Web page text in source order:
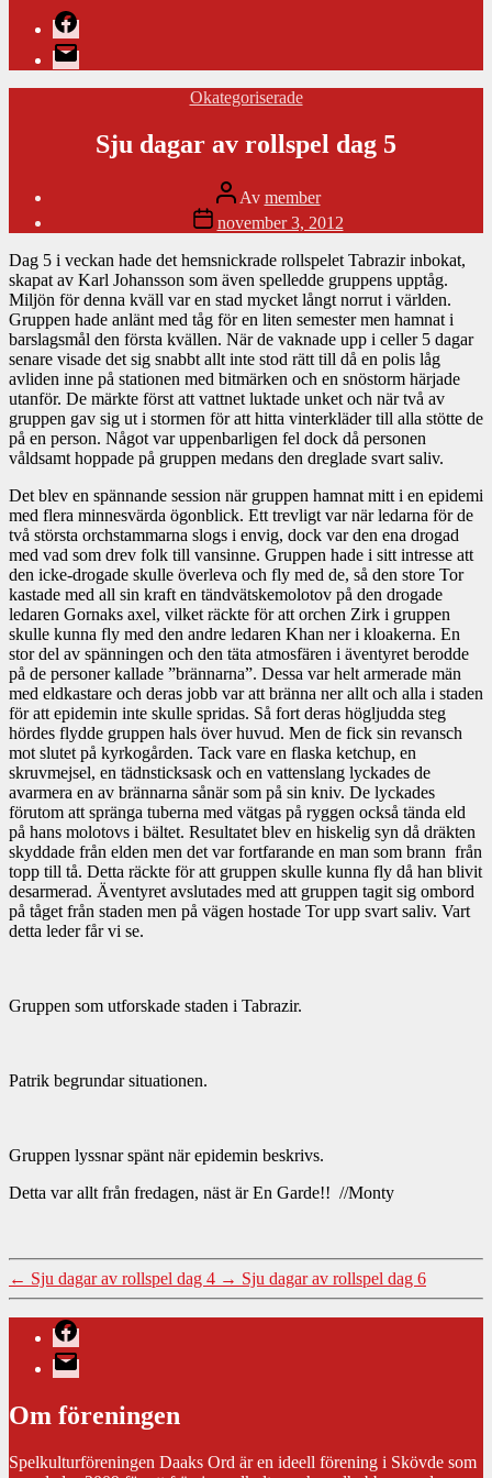
Facebook
E-
post
Kategorier
Okategoriserade
Sju dagar av rollspel dag 5
Inläggsförfattare
Av member
Inläggsdatum
november 3, 2012
Dag 5 i veckan hade det hemsnickrade rollspelet Tabrazir inbokat,
skapat av Karl Johansson som även spelledde gruppens upptåg.
Miljön för denna kväll var en stad mycket långt norrut i världen.
Gruppen hade anlänt med tåg för en liten semester men hamnat i
barslagsmål den första kvällen. När de vaknade upp i celler 5 dagar
senare visade det sig snabbt allt inte stod rätt till då en polis låg
avliden inne på stationen med bitmärken och en snöstorm härjade
utanför. De märkte först att vattnet luktade unket och när två av
gruppen gav sig ut i stormen för att hitta vinterkläder till alla stötte de
på en person. Något var uppenbarligen fel dock då personen
våldsamt hoppade på gruppen medans den dreglade svart saliv.
Det blev en spännande session när gruppen hamnat mitt i en epidemi
med flera minnesvärda ögonblick. Ett trevligt var när ledarna för de
två största orchstammarna slogs i envig, dock var den ena drogad
med vad som drev folk till vansinne. Gruppen hade i sitt intresse att
den icke-drogade skulle överleva och fly med de, så den store Tor
kastade med all sin kraft en tändvätskemolotov på den drogade
ledaren Gornaks axel, vilket räckte för att orchen Zirk i gruppen
skulle kunna fly med den andre ledaren Khan ner i kloakerna. En
stor del av spänningen och den täta atmosfären i äventyret berodde
på de personer kallade ”brännarna”. Dessa var helt armerade män
med eldkastare och deras jobb var att bränna ner allt och alla i staden
för att epidemin inte skulle spridas. Så fort deras högljudda steg
hördes flydde gruppen hals över huvud. Men de fick sin revansch
mot slutet på kyrkogården. Tack vare en flaska ketchup, en
skruvmejsel, en tädnsticksask och en vattenslang lyckades de
avarmera en av brännarna sånär som på sin kniv. De lyckades
förutom att spränga tuberna med vätgas på ryggen också tända eld
på hans molotovs i bältet. Resultatet blev en hiskelig syn då dräkten
skyddade från elden men det var fortfarande en man som brann från
topp till tå. Detta räckte för att gruppen skulle kunna fly då han blivit
desarmerad. Äventyret avslutades med att gruppen tagit sig ombord
på tåget från staden men på vägen hostade Tor upp svart saliv. Vart
detta leder får vi se.
Gruppen som utforskade staden i Tabrazir.
Patrik begrundar situationen.
Gruppen lyssnar spänt när epidemin beskrivs.
Detta var allt från fredagen, näst är En Garde!! //Monty
← Sju dagar av rollspel dag 4 → Sju dagar av rollspel dag 6
Facebook
E-
post
Om föreningen
Spelkulturföreningen Daaks Ord är en ideell förening i Skövde som